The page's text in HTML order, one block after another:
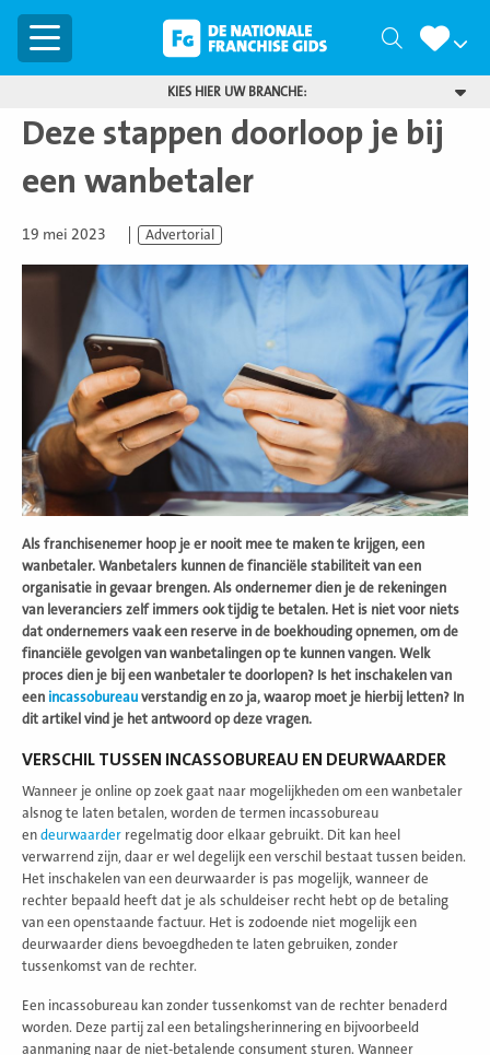
Menu Zoeken
KIES HIER UW BRANCHE:
Deze stappen doorloop je bij
een wanbetaler
19 mei 2023 Advertorial
Als franchisenemer hoop je er nooit mee te maken te krijgen, een
wanbetaler. Wanbetalers kunnen de financiële stabiliteit van een
organisatie in gevaar brengen. Als ondernemer dien je de rekeningen
van leveranciers zelf immers ook tijdig te betalen. Het is niet voor niets
dat ondernemers vaak een reserve in de boekhouding opnemen, om de
financiële gevolgen van wanbetalingen op te kunnen vangen. Welk
proces dien je bij een wanbetaler te doorlopen? Is het inschakelen van
een incassobureau verstandig en zo ja, waarop moet je hierbij letten? In
dit artikel vind je het antwoord op deze vragen.
VERSCHIL TUSSEN INCASSOBUREAU EN DEURWAARDER
Wanneer je online op zoek gaat naar mogelijkheden om een wanbetaler
alsnog te laten betalen, worden de termen incassobureau
en deurwaarder regelmatig door elkaar gebruikt. Dit kan heel
verwarrend zijn, daar er wel degelijk een verschil bestaat tussen beiden.
Het inschakelen van een deurwaarder is pas mogelijk, wanneer de
rechter bepaald heeft dat je als schuldeiser recht hebt op de betaling
van een openstaande factuur. Het is zodoende niet mogelijk een
deurwaarder diens bevoegdheden te laten gebruiken, zonder
tussenkomst van de rechter.
Een incassobureau kan zonder tussenkomst van de rechter benaderd
worden. Deze partij zal een betalingsherinnering en bijvoorbeeld
aanmaning naar de niet-betalende consument sturen. Wanneer